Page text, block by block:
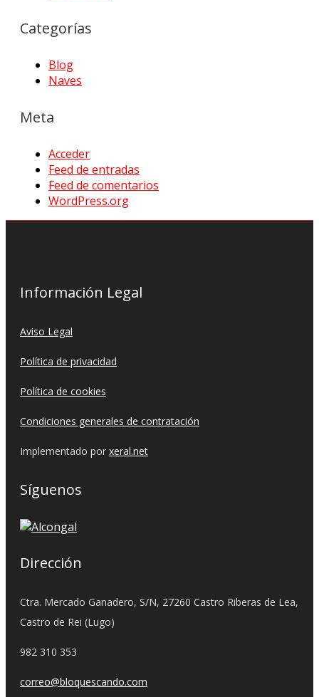
Categorías
Blog
Naves
Meta
Acceder
Feed de entradas
Feed de comentarios
WordPress.org
Información Legal
Aviso Legal
Política de privacidad
Política de cookies
Condiciones generales de contratación
Implementado por xeral.net
Síguenos
Dirección
Ctra. Mercado Ganadero, S/N, 27260 Castro Riberas de Lea,
Castro de Rei (Lugo)
982 310 353
correo@bloquescando.com